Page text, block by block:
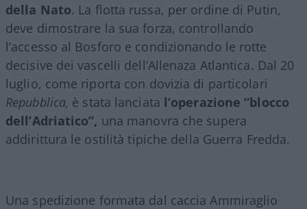
della Nato. La flotta russa, per ordine di Putin,
deve dimostrare la sua forza, controllando
l’accesso al Bosforo e condizionando le rotte
decisive dei vascelli dell’Allenaza Atlantica. Dal 20
luglio, come riporta con dovizia di particolari
Repubblica, è stata lanciata l’operazione “blocco
dell’Adriatico”, una manovra che supera
addirittura le ostilità tipiche della Guerra Fredda.
Una spedizione formata dal caccia Ammiraglio